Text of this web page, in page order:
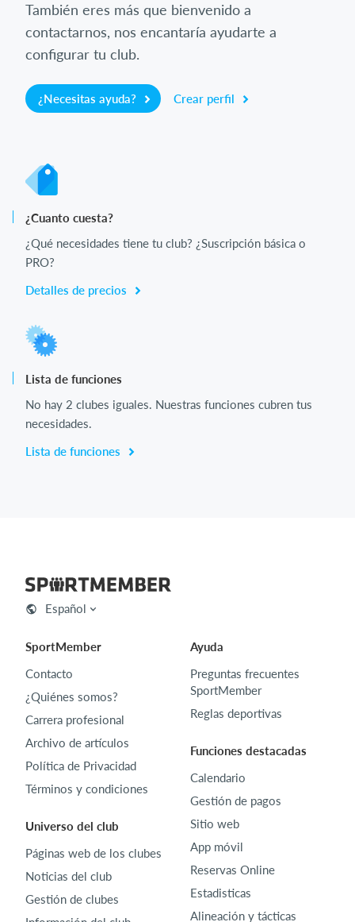
También eres más que bienvenido a
contactarnos, nos encantaría ayudarte a
configurar tu club.
¿Necesitas ayuda? Crear perfil
¿Cuanto cuesta?
¿Qué necesidades tiene tu club? ¿Suscripción básica o
PRO?
Detalles de precios
Lista de funciones
No hay 2 clubes iguales. Nuestras funciones cubren tus
necesidades.
Lista de funciones
Español
SportMember
Contacto
¿Quiénes somos?
Carrera profesional
Archivo de artículos
Política de Privacidad
Términos y condiciones
Universo del club
Páginas web de los clubes
Noticias del club
Gestión de clubes
Ayuda
Preguntas frecuentes
SportMember
Reglas deportivas
Funciones destacadas
Calendario
Gestión de pagos
Sitio web
App móvil
Reservas Online
Estadisticas
Alineación y tácticas